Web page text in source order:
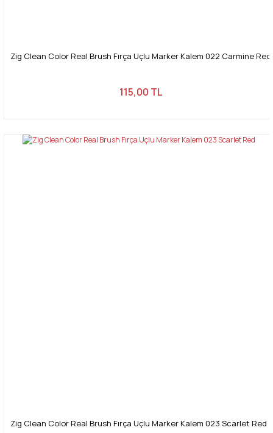
Zig Clean Color Real Brush Fırça Uçlu Marker Kalem 022 Carmine Red
115,00 TL
Zig Clean Color Real Brush Fırça Uçlu Marker Kalem 023 Scarlet Red